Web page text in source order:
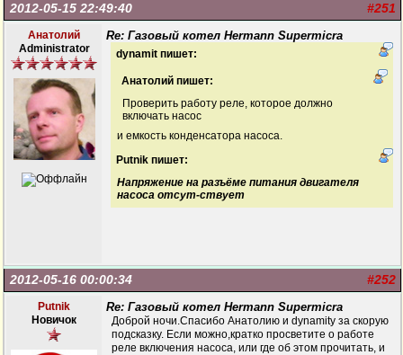
#251
2012-05-15 22:49:40
Анатолий
Administrator
Re: Газовый котел Hermann Supermicra
dynamit пишет:
Анатолий пишет:
Проверить работу реле, которое должно
включать насос
и емкость конденсатора насоса.
Putnik пишет:
Напряжение на разъёме питания двигателя
насоса отсут-ствует
#252
2012-05-16 00:00:34
Putnik
Новичок
Re: Газовый котел Hermann Supermicra
Доброй ночи.Спасибо Анатолию и dynamitу за скорую
подсказку. Если можно,кратко просветите о работе
реле включения насоса, или где об этом прочитать, и